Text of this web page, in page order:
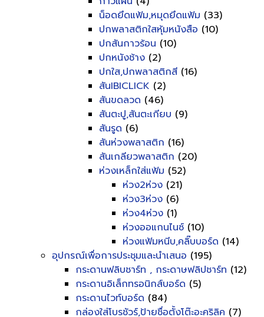
น็อดยึดแฟ้ม,หมุดยึดแฟ้ม (33)
ปกพลาสติกใสหุ้มหนังสือ (10)
ปกสันกาวร้อน (10)
ปกหนังช้าง (2)
ปกใส,ปกพลาสติกสี (16)
สันIBICLICK (2)
สันขดลวด (46)
สันตะปู,สันตะเกียบ (9)
สันรูด (6)
สันห่วงพลาสติก (16)
สันเกลียวพลาสติก (20)
ห่วงเหล็กใส่แฟ้ม (52)
ห่วง2ห่วง (21)
ห่วง3ห่วง (6)
ห่วง4ห่วง (1)
ห่วงออแกนไนซ์ (10)
ห่วงแฟ้มหนีบ,คลิ๊บบอร์ด (14)
อุปกรณ์เพื่อการประชุมและนำเสนอ (195)
กระดานฟลิบชาร์ท , กระดาษฟลิปชาร์ท (12)
กระดานอิเล็กทรอนิกส์บอร์ด (5)
กระดานไวท์บอร์ด (84)
กล่องใส่โบรชัวร์,ป้ายชื่อตั้งโต๊ะอะคริลิค (7)